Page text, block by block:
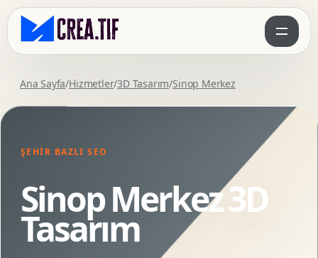
Ana Sayfa/Hizmetler/3D Tasarım/Sinop Merkez
ŞEHIR BAZLI SEO
Sinop Merkez 3D
Tasarım